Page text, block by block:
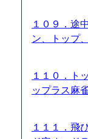
１０９．途
ン、トップ
１１０．ト
ップラス麻
１１１．飛